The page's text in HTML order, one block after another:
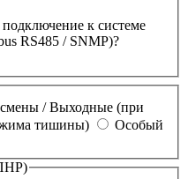
к системе
RS485 / SNMP)?
/ Выходные (при
тишины)
Особый